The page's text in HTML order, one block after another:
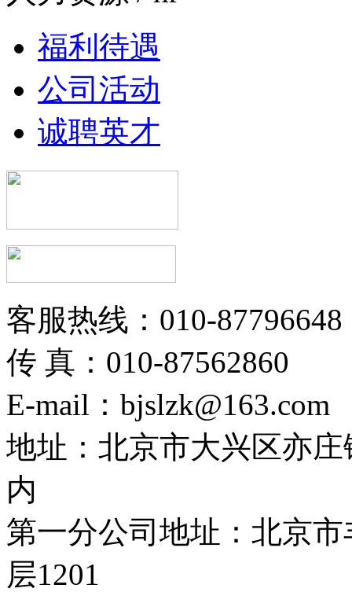
福利待遇
公司活动
诚聘英才
客服热线：010-87796648
传 真：010-87562860
E-mail：bjslzk@163.com
地址：北京市大兴区亦
内
第一分公司地址：北京
层1201